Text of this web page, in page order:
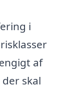
i
af
skal